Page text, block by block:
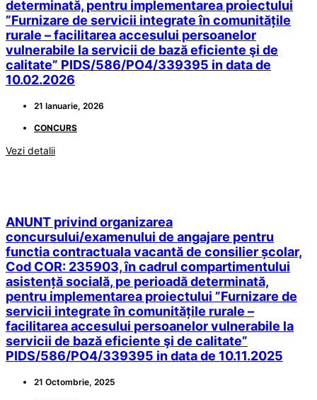
determinată, pentru implementarea proiectului
”Furnizare de servicii integrate în comunitățile
rurale – facilitarea accesului persoanelor
vulnerabile la servicii de bază eficiente şi de
calitate” PIDS/586/PO4/339395 in data de
10.02.2026
21 Ianuarie, 2026
CONCURS
Vezi detalii
ANUNT privind organizarea
concursului/examenului de angajare pentru
functia contractuala vacantă de consilier școlar,
Cod COR: 235903, în cadrul compartimentului
asistență socială, pe perioadă determinată,
pentru implementarea proiectului ”Furnizare de
servicii integrate în comunitățile rurale –
facilitarea accesului persoanelor vulnerabile la
servicii de bază eficiente şi de calitate”
PIDS/586/PO4/339395 in data de 10.11.2025
21 Octombrie, 2025